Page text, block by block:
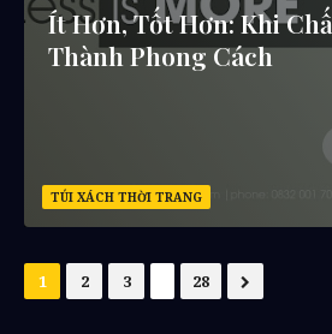
TÚI XÁCH THỜI TRANG
Ít Hơn, Tốt Hơn: Khi
Thành Phong Cách
1 2 3 28